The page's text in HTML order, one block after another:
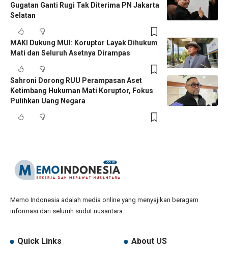
Gugatan Ganti Rugi Tak Diterima PN Jakarta
Selatan
MAKI Dukung MUI: Koruptor Layak Dihukum
Mati dan Seluruh Asetnya Dirampas
Sahroni Dorong RUU Perampasan Aset
Ketimbang Hukuman Mati Koruptor, Fokus
Pulihkan Uang Negara
Memo Indonesia adalah media online yang menyajikan beragam
informasi dari seluruh sudut nusantara.
Quick Links About US